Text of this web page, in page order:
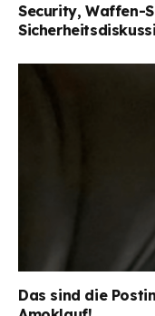
Security, Waffen-
Das sind die